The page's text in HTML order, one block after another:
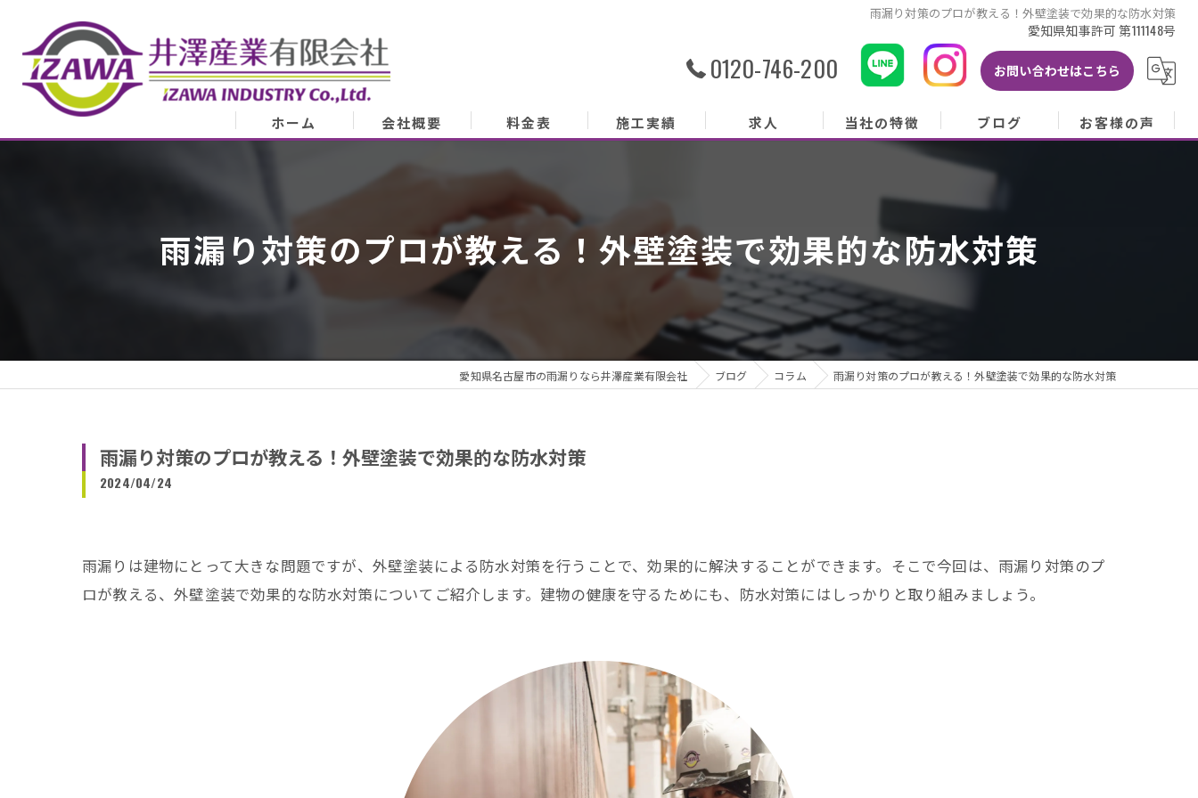
雨漏り対策のプロが教える！外壁塗装で効果的な防水対策
愛知県知事許可 第111148号
0120-746-200 お問い合わせはこちら
ホーム 会社概要
会社概要
代表あいさつ
アクセス
料金表 施工実績 求人 当社の特徴
外壁
塗り替え
雨樋
修理
ブログ
ブログ
コラム
お客様の声
雨漏り対策のプロが教える！外壁塗装で効果的な防水対策
愛知県名古屋市の雨漏りなら井澤産業有限会社 ブログ コラム 雨漏り対策のプロが教える！外壁塗装で効果的な防水対策
雨漏り対策のプロが教える！外壁塗装で効果的な防水対策
2024/04/24
雨漏りは建物にとって大きな問題ですが、外壁塗装による防水対策を行うことで、効果的に解決することができます。そこで今回は、雨漏り対策のプ
ロが教える、外壁塗装で効果的な防水対策についてご紹介します。建物の健康を守るためにも、防水対策にはしっかりと取り組みましょう。